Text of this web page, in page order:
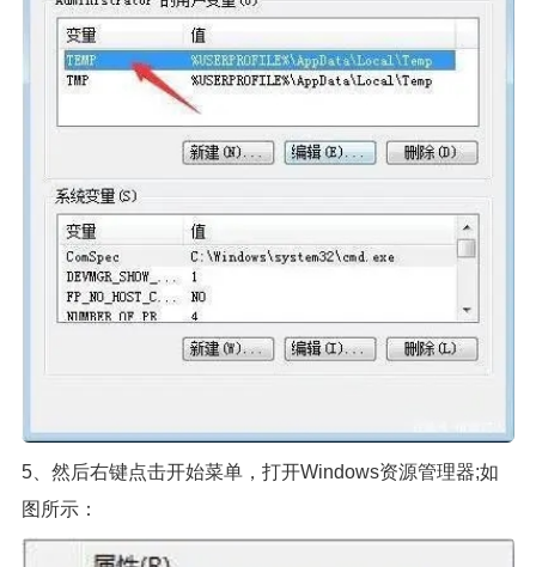
5、然后右键点击开始菜单，打开Windows资源管理器;如
图所示：